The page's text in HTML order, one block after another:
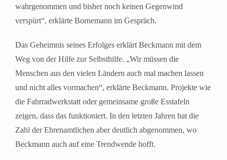
wahrgenommen und bisher noch keinen Gegenwind
verspürt“, erklärte Bornemann im Gespräch.
Das Geheimnis seines Erfolges erklärt Beckmann mit dem
Weg von der Hilfe zur Selbsthilfe. „Wir müssen die
Menschen aus den vielen Ländern auch mal machen lassen
und nicht alles vormachen“, erklärte Beckmann. Projekte wie
die Fahrradwerkstatt oder gemeinsame große Esstafeln
zeigen, dass das funktioniert. In den letzten Jahren hat die
Zahl der Ehrenamtlichen aber deutlich abgenommen, wo
Beckmann auch auf eine Trendwende hofft.